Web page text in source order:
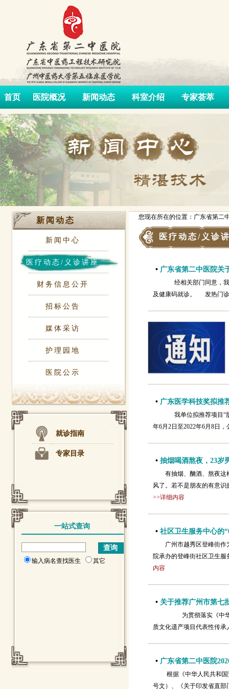
首页 医院概况 新闻动态 科室介绍 专家荟萃
新闻动态
新闻中心
医疗动态/义诊讲座
财务信息公开
招标公告
媒体采访
护理园地
医院公示
就诊指南
专家目录
一站式查询
输入病名查找医生 其它
您现在所在的位置：广东省第二
医疗动态/义诊
• 广东省第二中医院关
经相关部门同意，我
及健康码就诊。 发热门
• 广东医学科技奖拟推
我单位拟推荐项目“
年6月2日至2022年6月8日
• 抽烟喝酒熬夜，23岁
有抽烟、酗酒、熬夜这
风了。若不是朋友的有意
>>详细内容
• 社区卫生服务中心的
广州市越秀区登峰街作
院承办的登峰街社区卫生
内容
• 关于推荐广州市第七
为贯彻落实《中华人
质文化遗产项目代表性传
• 广东省第二中医院
根据《中华人民共和
号文）、《关于印发省直